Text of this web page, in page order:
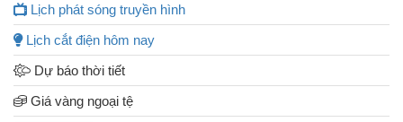
Lịch phát sóng truyền hình
Lịch cắt điện hôm nay
Dự báo thời tiết
Giá vàng ngoại tệ